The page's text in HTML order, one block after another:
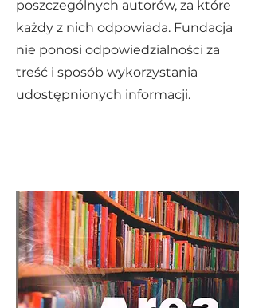
poszczególnych autorów, za które
każdy z nich odpowiada. Fundacja
nie ponosi odpowiedzialności za
treść i sposób wykorzystania
udostępnionych informacji.